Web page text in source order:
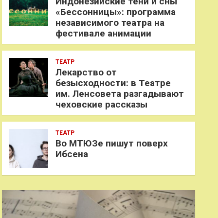
«Бессонницы»: программа
независимого театра на
фестивале анимации
ТЕАТР
Лекарство от
безысходности: в Театре
им. Ленсовета разгадывают
чеховские рассказы
ТЕАТР
Во МТЮЗе пишут поверх
Ибсена